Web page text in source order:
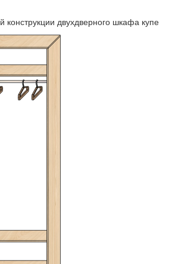
конструкции двухдверного шкафа купе